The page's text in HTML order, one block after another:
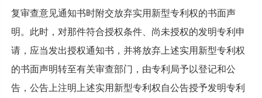
复审查意见通知书时附交放弃实用新型专利权的书面声
明。此时，对那件符合授权条件、尚未授权的发明专利申
请，应当发出授权通知书，并将放弃上述实用新型专利权
的书面声明转至有关审查部门，由专利局予以登记和公
告，公告上注明上述实用新型专利权自公告授予发明专利